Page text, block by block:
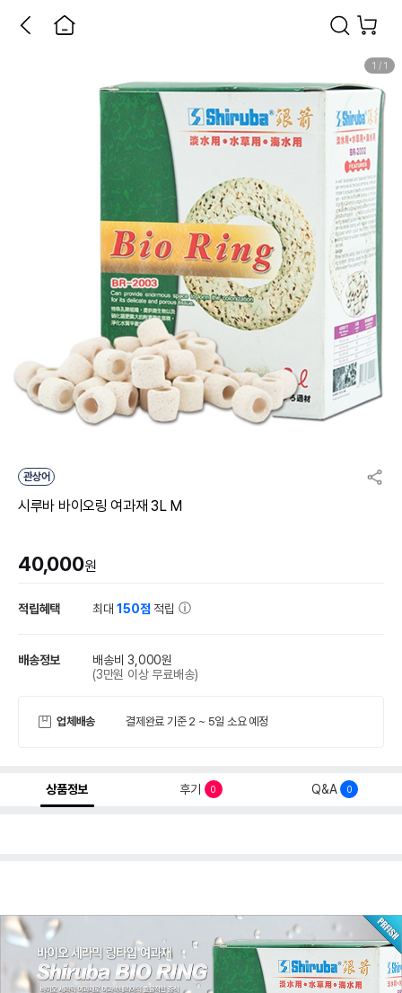
1 / 1
관상어
시루바 바이오링 여과재 3L M
40,000원
적립혜택 최대150점 적립
배송정보
배송비 3,000원
(3만원 이상 무료배송)
업체배송 결제완료 기준 2 ~ 5일 소요 예정
상품정보 후기 0 Q&A 0